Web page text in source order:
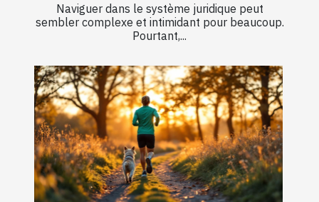
Naviguer dans le système juridique peut
sembler complexe et intimidant pour beaucoup.
Pourtant,...